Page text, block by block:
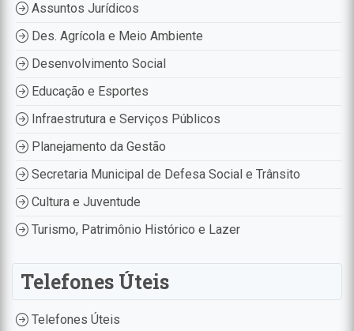
Assuntos Jurídicos
Des. Agrícola e Meio Ambiente
Desenvolvimento Social
Educação e Esportes
Infraestrutura e Serviços Públicos
Planejamento da Gestão
Secretaria Municipal de Defesa Social e Trânsito
Cultura e Juventude
Turismo, Patrimônio Histórico e Lazer
Telefones Úteis
Telefones Úteis